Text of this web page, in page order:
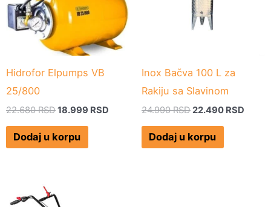
Hidrofor Elpumps VB
25/800
22.680RSD18.999 RSD
Dodaj u korpu
Inox Bačva 100 L za
Rakiju sa Slavinom
24.990RSD22.490 RSD
Dodaj u korpu